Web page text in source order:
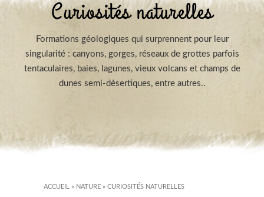
Curiosités naturelles
Formations géologiques qui surprennent pour leur
singularité : canyons, gorges, réseaux de grottes parfois
tentaculaires, baies, lagunes, vieux volcans et champs de
dunes semi-désertiques, entre autres..
ACCUEIL » NATURE » CURIOSITÉS NATURELLES